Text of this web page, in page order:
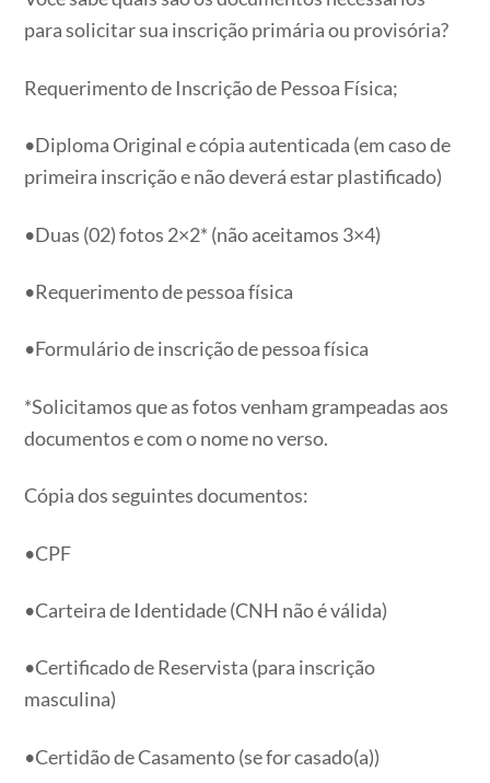
para solicitar sua inscrição primária ou provisória?
Requerimento de Inscrição de Pessoa Física;
•Diploma Original e cópia autenticada (em caso de
primeira inscrição e não deverá estar plastificado)
•Duas (02) fotos 2×2* (não aceitamos 3×4)
•Requerimento de pessoa física
•Formulário de inscrição de pessoa física
*Solicitamos que as fotos venham grampeadas aos
documentos e com o nome no verso.
Cópia dos seguintes documentos:
•CPF
•Carteira de Identidade (CNH não é válida)
•Certificado de Reservista (para inscrição
masculina)
•Certidão de Casamento (se for casado(a))